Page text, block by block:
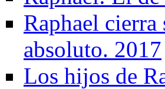
Raphael
absoluto. 2017
Los hijos de